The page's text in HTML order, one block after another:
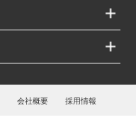
会社概要 採用情報